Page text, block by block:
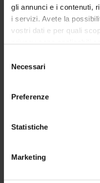
gli annunci e i contenuti,
i servizi. Avete la
vostri dati e per quali
privacy sono applicabili
modificare o revocare il
momento dalla
raccogliere
geografica, con
Identificare il tuo
delNecessari
Preferenze
Statistiche
Marketing
Governing bodies
Rete formativa
Postgraduate
Paediatrics
Child